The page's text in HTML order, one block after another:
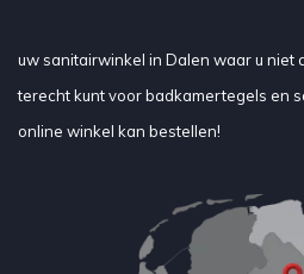
uw sanitairwinkel in Dalen waar u niet
terecht kunt voor badkamertegels en
online winkel kan bestellen!